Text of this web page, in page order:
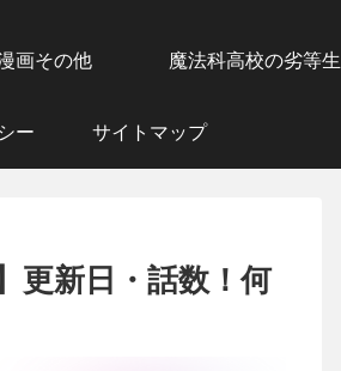
画その他 魔法科高校の劣等生
ー サイトマップ
更新日・話数！何